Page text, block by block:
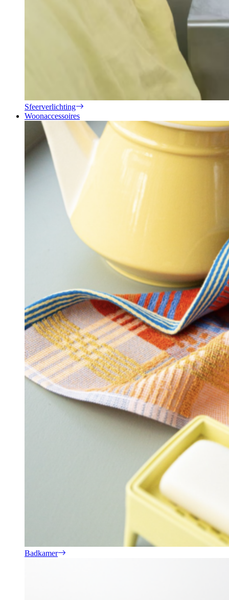
Sfeerverlichting
Woonaccessoires
Badkamer